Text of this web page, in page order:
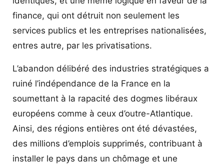
finance, qui ont détruit non seulement les
services publics et les entreprises nationalisées,
entres autre, par les privatisations.
L’abandon délibéré des industries stratégiques a
ruiné l’indépendance de la France en la
soumettant à la rapacité des dogmes libéraux
européens comme à ceux d’outre-Atlantique.
Ainsi, des régions entières ont été dévastées,
des millions d’emplois supprimés, contribuant à
installer le pays dans un chômage et une